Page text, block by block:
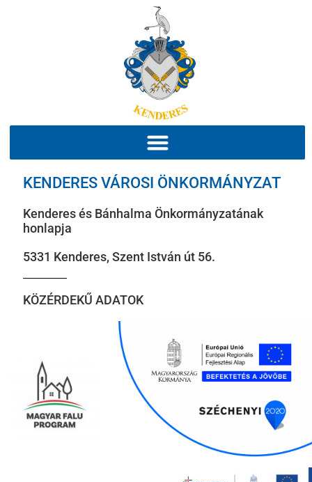
KENDERES VÁROSI ÖNKORMÁNYZAT
Kenderes és Bánhalma Önkormányzatának
honlapja
5331 Kenderes, Szent István út 56.
KÖZÉRDEKŰ ADATOK